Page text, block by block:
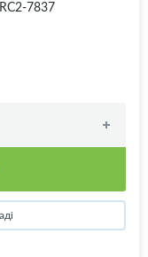
7837